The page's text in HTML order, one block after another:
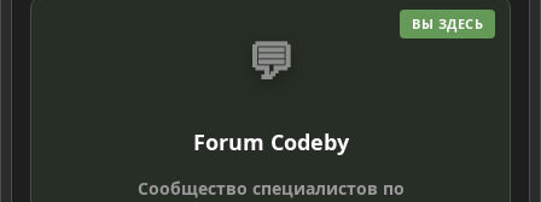
ВЫ ЗДЕСЬ
💬
Forum Codeby
Сообщество специалистов по